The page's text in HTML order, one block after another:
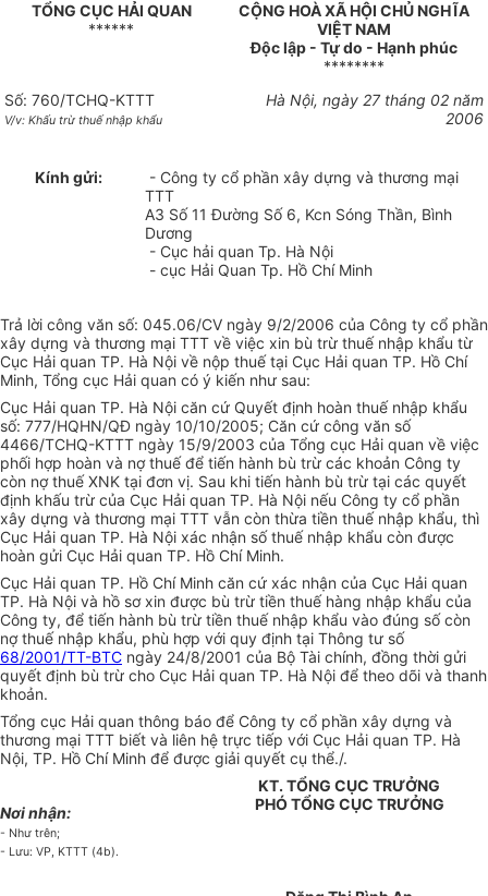
TỔNG CỤC HẢI QUAN
******
CỘNG HOÀ XÃ HỘI CHỦ NGHĨA
VIỆT NAM
Độc lập - Tự do - Hạnh phúc
********
Số: 760/TCHQ-KTTT
V/v: Khấu trừ thuế nhập khẩu
Hà Nội, ngày 27 tháng 02 năm
2006
Kính gửi:
- Công ty cổ phần xây dựng và thương mại
TTT
A3 Số 11 Đường Số 6, Kcn Sóng Thần, Bình
Dương
- Cục hải quan Tp. Hà Nội
- cục Hải Quan Tp. Hồ Chí Minh
Trả lời công văn số: 045.06/CV ngày 9/2/2006 của Công ty cổ phần
xây dựng và thương mại TTT về việc xin bù trừ thuế nhập khẩu từ
Cục Hải quan TP. Hà Nội về nộp thuế tại Cục Hải quan TP. Hồ Chí
Minh, Tổng cục Hải quan có ý kiến như sau:
Cục Hải quan TP. Hà Nội căn cứ Quyết định hoàn thuế nhập khẩu
số: 777/HQHN/QĐ ngày 10/10/2005; Căn cứ công văn số
4466/TCHQ-KTTT ngày 15/9/2003 của Tổng cục Hải quan về việc
phối hợp hoàn và nợ thuế để tiến hành bù trừ các khoản Công ty
còn nợ thuế XNK tại đơn vị. Sau khi tiến hành bù trừ tại các quyết
định khấu trừ của Cục Hải quan TP. Hà Nội nếu Công ty cổ phần
xây dựng và thương mại TTT vẫn còn thừa tiền thuế nhập khẩu, thì
Cục Hải quan TP. Hà Nội xác nhận số thuế nhập khẩu còn được
hoàn gửi Cục Hải quan TP. Hồ Chí Minh.
Cục Hải quan TP. Hồ Chí Minh căn cứ xác nhận của Cục Hải quan
TP. Hà Nội và hồ sơ xin được bù trừ tiền thuế hàng nhập khẩu của
Công ty, để tiến hành bù trừ tiền thuế nhập khẩu vào đúng số còn
nợ thuế nhập khẩu, phù hợp với quy định tại Thông tư số
68/2001/TT-BTC ngày 24/8/2001 của Bộ Tài chính, đồng thời gửi
quyết định bù trừ cho Cục Hải quan TP. Hà Nội để theo dõi và thanh
khoản.
Tổng cục Hải quan thông báo để Công ty cổ phần xây dựng và
thương mại TTT biết và liên hệ trực tiếp với Cục Hải quan TP. Hà
Nội, TP. Hồ Chí Minh để được giải quyết cụ thể./.
Nơi nhận:
- Như trên;
- Lưu: VP, KTTT (4b).
KT. TỔNG CỤC TRƯỞNG
PHÓ TỔNG CỤC TRƯỞNG